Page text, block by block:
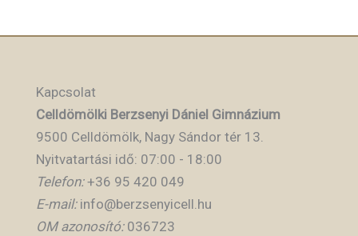
Kapcsolat
Celldömölki Berzsenyi Dániel Gimnázium
9500 Celldömölk, Nagy Sándor tér 13.
Nyitvatartási idő: 07:00 - 18:00
Telefon:+36 95 420 049
E-mail:info@berzsenyicell.hu
OM azonosító:036723